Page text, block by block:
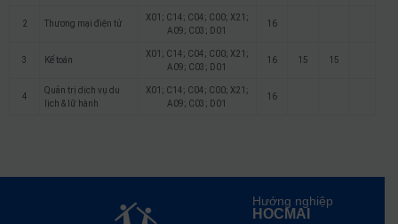
2 Thương mại điện tử
X01; C14; C04; C00; X21;
A09; C03; D01
16
3 Kế toán
X01; C14; C04; C00; X21;
A09; C03; D01
16 15 15
4
Quản trị dịch vụ du
lịch & lữ hành
X01; C14; C04; C00; X21;
A09; C03; D01
16
Hướng nghiệp
HOCMAI